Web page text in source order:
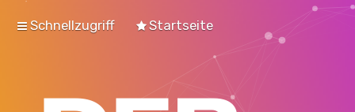
Schnellzugriff Startseite